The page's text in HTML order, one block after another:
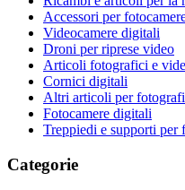
Accessori per
Videocamere digitali
Droni per riprese video
Articoli fotografici e
Cornici digitali
Altri articoli per
Fotocamere digitali
Treppiedi e supporti per
Categorie